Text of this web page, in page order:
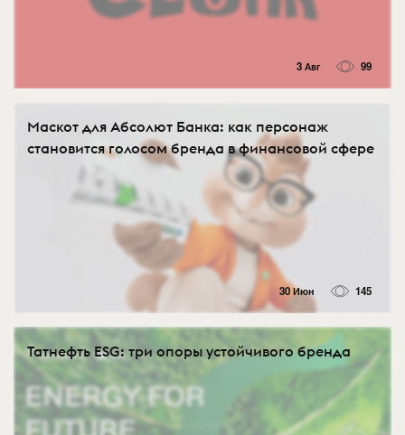
3 Авг 99
Маскот для Абсолют Банка: как персонаж
становится голосом бренда в финансовой сфере
30 Июн 145
Татнефть ESG: три опоры устойчивого бренда